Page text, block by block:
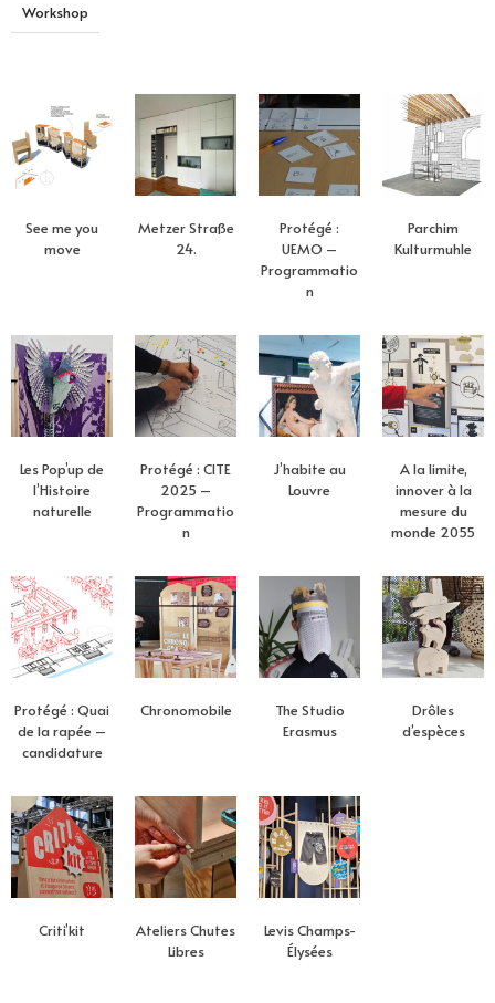
Workshop
See me you
move
Metzer Straße
24.
Protégé :
UEMO –
Programmatio
n
Parchim
Kulturmuhle
Les Pop’up de
l’Histoire
naturelle
Protégé : CITE
2025 –
Programmatio
n
J’habite au
Louvre
A la limite,
innover à la
mesure du
monde 2055
Protégé : Quai
de la rapée –
candidature
Chronomobile
The Studio
Erasmus
Drôles
d’espèces
Criti’kit
Ateliers Chutes
Libres
Levis Champs-
Élysées